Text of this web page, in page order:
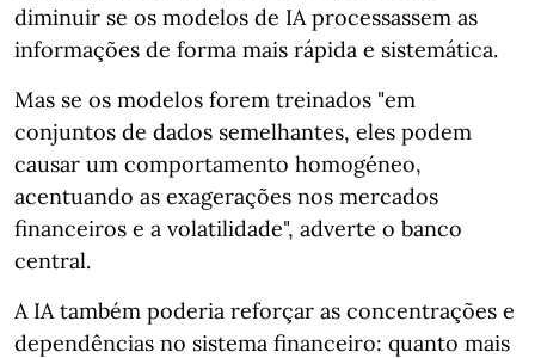
diminuir se os modelos de IA processassem as
informações de forma mais rápida e sistemática.
Mas se os modelos forem treinados "em
conjuntos de dados semelhantes, eles podem
causar um comportamento homogéneo,
acentuando as exagerações nos mercados
financeiros e a volatilidade", adverte o banco
central.
A IA também poderia reforçar as concentrações e
dependências no sistema financeiro: quanto mais